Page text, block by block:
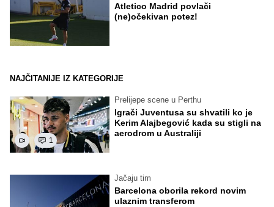
Atletico Madrid povlači
(ne)očekivan potez!
NAJČITANIJE IZ KATEGORIJE
1
Prelijepe scene u Perthu
Igrači Juventusa su shvatili ko je
Kerim Alajbegović kada su stigli na
aerodrom u Australiji
Jačaju tim
Barcelona oborila rekord novim
ulaznim transferom